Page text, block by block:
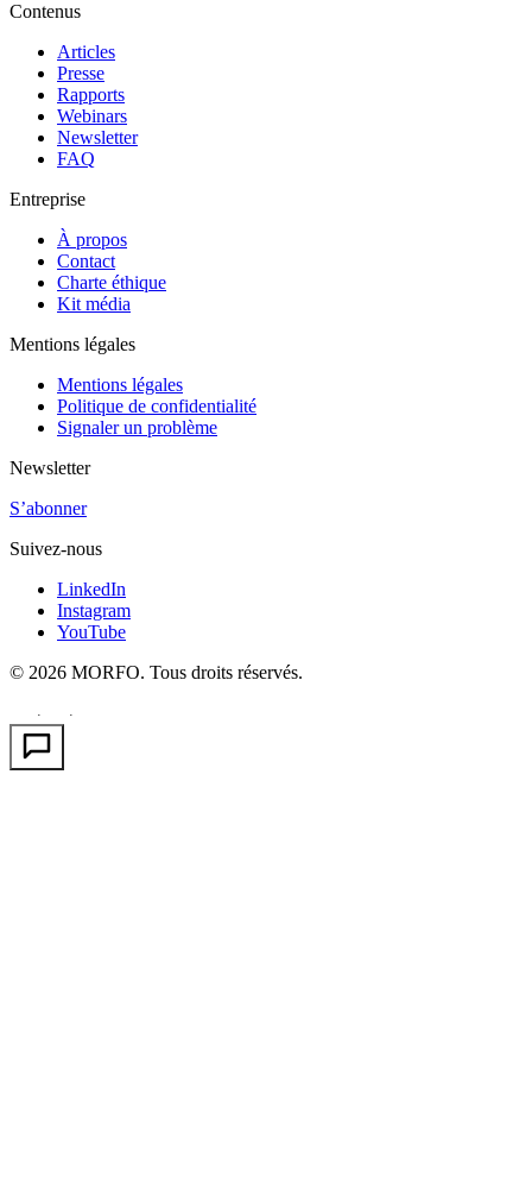
Contenus
Articles
Presse
Rapports
Webinars
Newsletter
FAQ
Entreprise
À propos
Contact
Charte éthique
Kit média
Mentions légales
Mentions légales
Politique de confidentialité
Signaler un problème
Newsletter
S’abonner
Suivez-nous
LinkedIn
Instagram
YouTube
© 2026 MORFO. Tous droits réservés.
· ·